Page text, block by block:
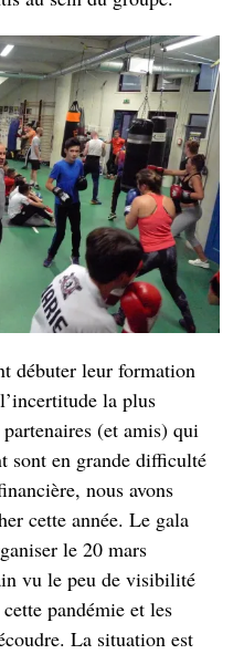
débuter leur formation
la plus
(et amis) qui
sont en grande difficulté
nous avons
cette année. Le gala
le 20 mars
vu le peu de visibilité
pandémie et les
La situation est